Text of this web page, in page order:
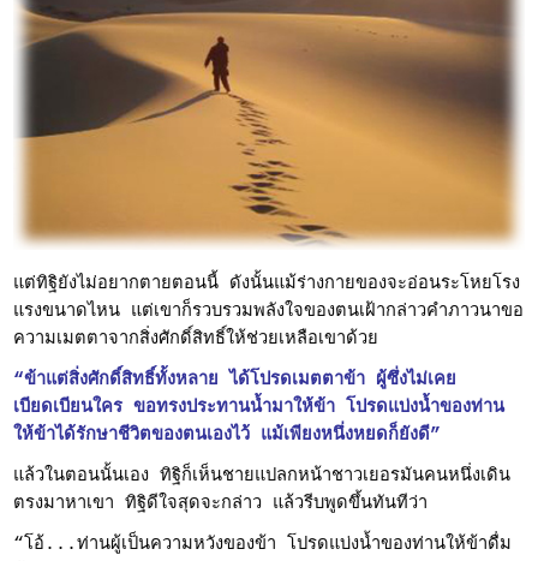
แต่ทิฐิยังไม่อยากตายตอนนี้ ดังนั้นแม้ร่างกายของจะอ่อนระโหยโรง
แรงขนาดไหน แต่เขาก็รวบรวมพลังใจของตนเฝ้ากล่าวคำภาวนาขอ
ความเมตตาจากสิ่งศักดิ์สิทธิ์ให้ช่วยเหลือเขาด้วย
“ข้าแต่สิ่งศักดิ์สิทธิ์ทั้งหลาย ได้โปรดเมตตาข้า ผู้ซึ่งไม่เคย
เบียดเบียนใคร ขอทรงประทานน้ำมาให้ข้า โปรดแบ่งน้ำของท่าน
ให้ข้าได้รักษาชีวิตของตนเองไว้ แม้เพียงหนึ่งหยดก็ยังดี”
แล้วในตอนนั้นเอง ทิฐิก็เห็นชายแปลกหน้าชาวเยอรมันคนหนึ่งเดิน
ตรงมาหาเขา ทิฐิดีใจสุดจะกล่าว แล้วรีบพูดขึ้นทันทีว่า
“โอ้...ท่านผู้เป็นความหวังของข้า โปรดแบ่งน้ำของท่านให้ข้าดื่ม